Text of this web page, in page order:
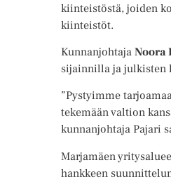
kiinteistöstä, joiden
kiinteistöt.
Kunnanjohtaja Noora
sijainnilla ja julkisten
”Pystyimme
tekemään valtion
kunnanjohtaja Pajari
Marjamäen
hankkeen